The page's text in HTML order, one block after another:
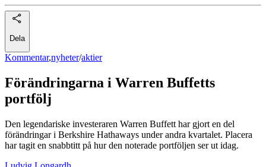
Dela
Kommentar,nyheter/aktier
Förändringarna i Warren Buffetts
portfölj
Den legendariske investeraren Warren Buffett har gjort en del
förändringar i Berkshire Hathaways under andra kvartalet. Placera
har tagit en snabbtitt på hur den noterade portföljen ser ut idag.